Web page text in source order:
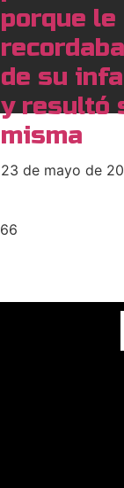
porque le
de su
y resultó
misma
23 de mayo de